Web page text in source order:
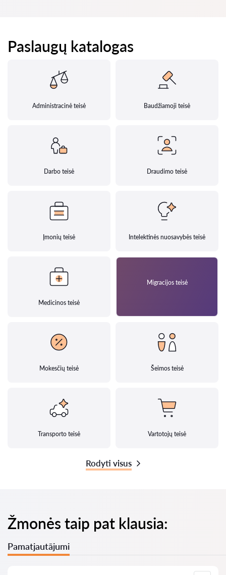
Paslaugų katalogas
Administracinė teisė Baudžiamoji teisė
Darbo teisė Draudimo teisė
Įmonių teisė Intelektinės nuosavybės teisė
Medicinos teisė
Migracijos teisė
Mokesčių teisė Šeimos teisė
Transporto teisė Vartotojų teisė
Rodyti visus
Žmonės taip pat klausia:
Pamatjautājumi